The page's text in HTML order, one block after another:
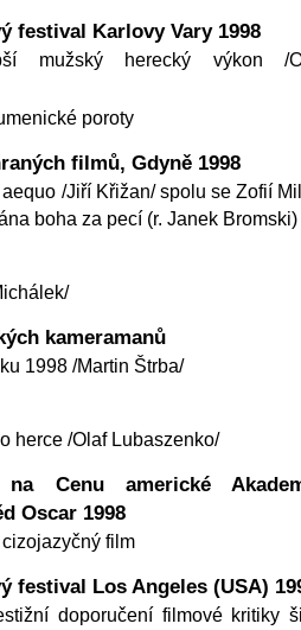
festival Karlovy Vary 1998
mužský herecký výkon /
poroty
filmů, Gdyně 1998
/Jiří Křižan/ spolu se Zofií
boha za pecí (r. Janek Bromski)
kameramanů
1998 /Martin Štrba/
herce /Olaf Lubaszenko/
na Cenu americké
Oscar 1998
film
festival Los Angeles (USA)
doporučení filmové kritiky